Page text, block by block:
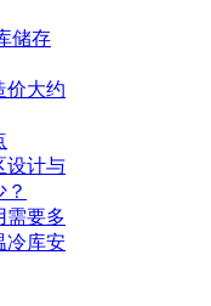
储存
价大约
设计与
需要多
冷库安